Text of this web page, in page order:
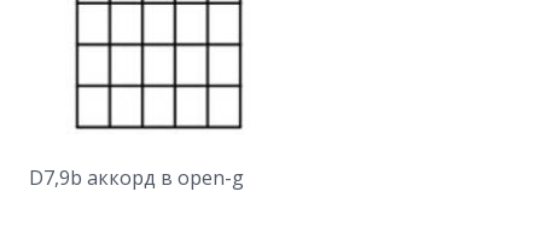
D7,9b аккорд в open-g